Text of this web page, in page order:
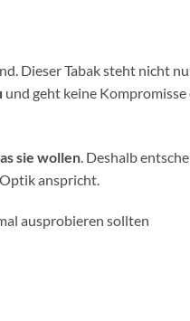
Dieser Tabak steht nicht
und geht keine
sie wollen . Deshalb
anspricht.
ausprobieren sollten